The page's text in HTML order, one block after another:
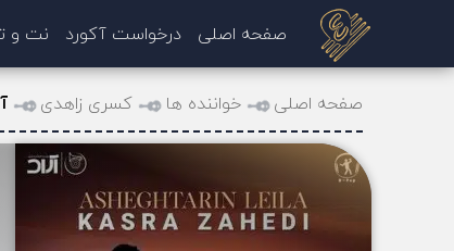
صفحه اصلی درخواست آکورد نت و
صفحه اصلی خواننده ها کسری زاهدی